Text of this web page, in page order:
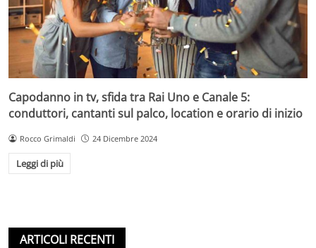
Capodanno in tv, sfida tra Rai Uno e Canale 5:
conduttori, cantanti sul palco, location e orario di inizio
Rocco Grimaldi 24 Dicembre 2024
Leggi di più
ARTICOLI RECENTI